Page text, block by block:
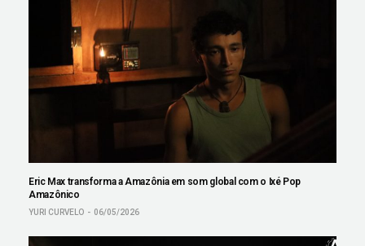
Eric Max transforma a Amazônia em som global com o Ixé Pop
Amazônico
YURI CURVELO 06/05/2026